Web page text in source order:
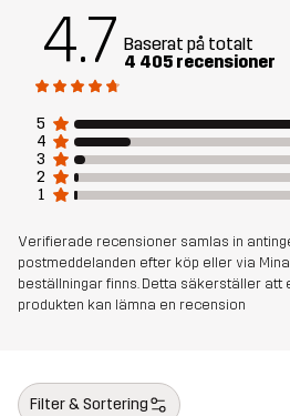
Skapad för
Artikelnummer
4.7 Baserat på totalt
4 405 recensioner
5
4
3
2
1
Verifierade recensioner samlas in
postmeddelanden efter köp eller via
beställningar finns. Detta säkerställer att
produkten kan lämna en recension
Filter & Sortering